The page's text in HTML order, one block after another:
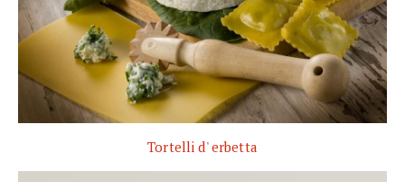
Tortelli d' erbetta